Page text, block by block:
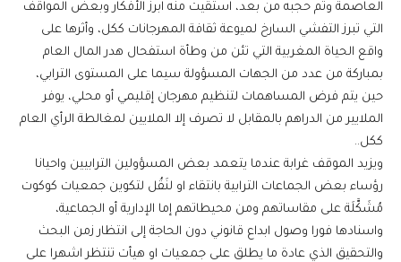
العاصمة وتم حجبه من بعد، استقيت منه ابرز الأفكار وبعض المواقف
التي تبرز التفشي السارخ لميوعة ثقافة المهرجانات ككل، وأثرها على
واقع الحياة المغربية التي تئن من وطأة استفحال هدر المال العام
بمباركة من عدد من الجهات المسؤولة سيما على المستوى الترابي،
حين يتم فرض المساهمات لتنظيم مهرجان إقليمي أو محلي، يوفر
الملايير من الدراهم بالمقابل لا تصرف إلا الملايين لمغالطة الرأي العام
ككل..
ويزيد الموقف غرابة عندما يتعمد بعض المسؤولين الترابيين واحيانا
رؤساء بعض الجماعات الترابية بانتقاء او لنَقُل لتكوين جمعيات كوكوت
مُشَكَّلَة على مقاساتهم ومن محيطاتهم إما الإدارية أو الجماعية،
واسنادها فورا وصول ابداع قانوني دون الحاجة إلى انتظار زمن البحث
والتحقيق الذي عادة ما يطلق على جمعيات او هيأت تنتظر اشهرا على